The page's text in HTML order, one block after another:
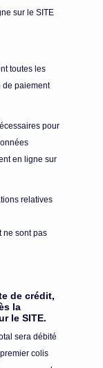
sur le SITE
toutes les
de paiement
pour
en ligne sur
relatives
ne sont pas
de crédit,
la
le SITE.
sera débité
colis